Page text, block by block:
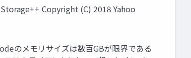
Copyright (C) 2018 Yahoo
のメモリサイズは数百GBが限界である